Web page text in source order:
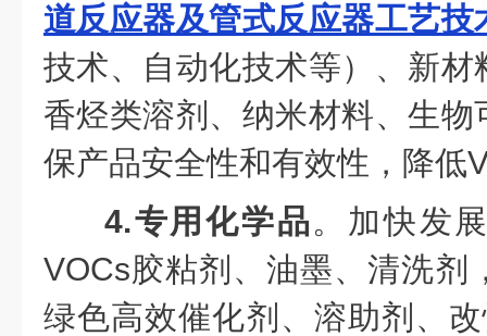
道反应器及管式反应器工艺技
技术、自动化技术等）、新
香烃类溶剂、纳米材料、生
保产品安全性和有效性，降低
4.专用化学品。加快发
VOCs胶粘剂、油墨、清洗剂
绿色高效催化剂、溶助剂、